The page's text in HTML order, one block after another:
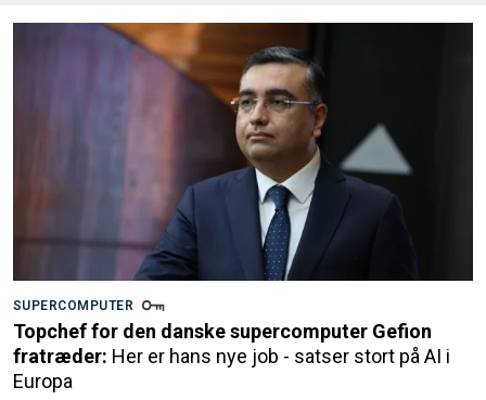
SUPERCOMPUTER
Topchef for den danske supercomputer Gefion
fratræder: Her er hans nye job - satser stort på AI i
Europa